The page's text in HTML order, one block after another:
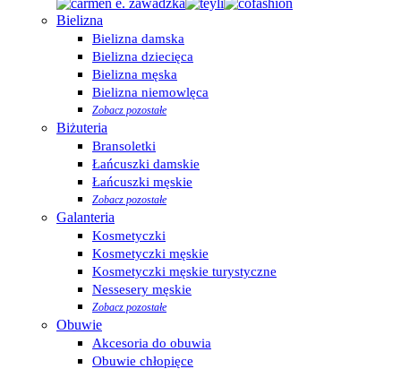
Bielizna
Bielizna damska
Bielizna dziecięca
Bielizna męska
Bielizna niemowlęca
Zobacz pozostałe
Biżuteria
Bransoletki
Łańcuszki damskie
Łańcuszki męskie
Zobacz pozostałe
Galanteria
Kosmetyczki
Kosmetyczki męskie
Kosmetyczki męskie turystyczne
Nessesery męskie
Zobacz pozostałe
Obuwie
Akcesoria do obuwia
Obuwie chłopięce